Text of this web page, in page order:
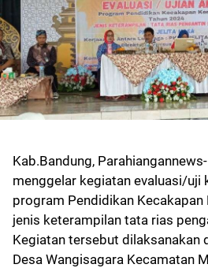
Kab.Bandung,
menggelar kegiatan evaluasi/uji
program Pendidikan Kecakapan
jenis keterampilan tata rias
Kegiatan tersebut dilaksanakan
Desa Wangisagara Kecamatan